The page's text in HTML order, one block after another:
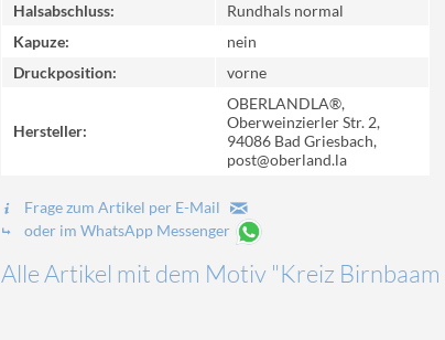
Halsabschluss:
Rundhals normal
Kapuze:
nein
Druckposition:
vorne
Hersteller:
OBERLANDLA®,
Oberweinzierler Str. 2,
94086 Bad Griesbach,
post@oberland.la
Frage zum Artikel per E-Mail
oder im WhatsApp Messenger
Alle Artikel mit dem Motiv "Kreiz